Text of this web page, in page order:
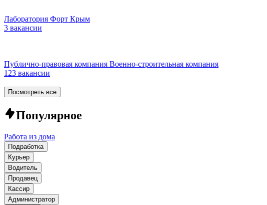
Лаборатория Форт Крым
3 вакансии
Публично-правовая компания Военно-строительная компания
123 вакансии
Посмотреть все
Популярное
Работа из дома
Подработка
Курьер
Водитель
Продавец
Кассир
Администратор